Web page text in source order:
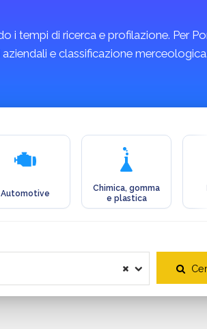
i tempi di ricerca e profilazione. Per
e classificazione
Automotive
Chimica, gomma
e plastica